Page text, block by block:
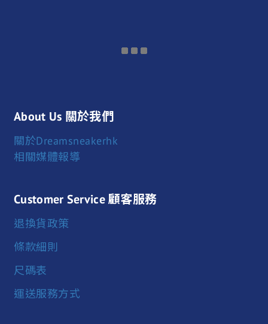
About Us 關於我們
關於Dreamsneakerhk
相關媒體報導
Customer Service 顧客服務
退換貨政策
條款細則
尺碼表
運送服務方式